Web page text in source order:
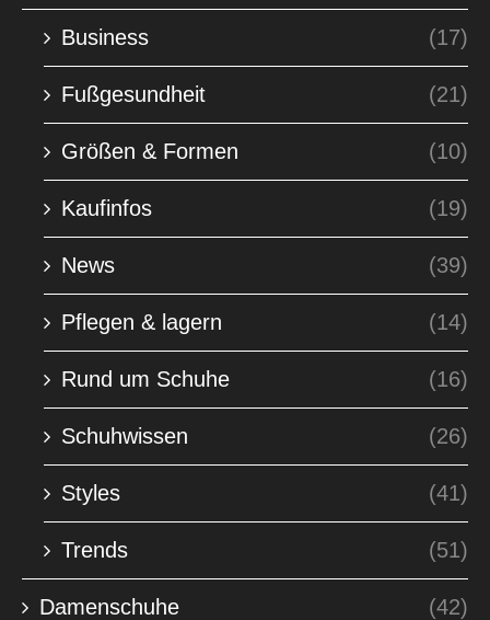
Business (17)
Fußgesundheit (21)
Größen & Formen (10)
Kaufinfos (19)
News (39)
Pflegen & lagern (14)
Rund um Schuhe (16)
Schuhwissen (26)
Styles (41)
Trends (51)
Damenschuhe (42)